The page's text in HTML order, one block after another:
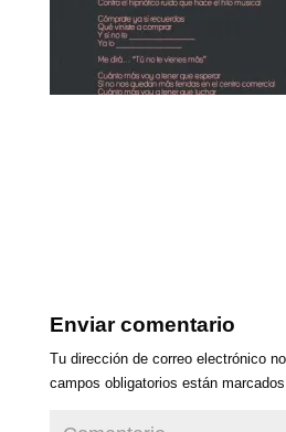
Enviar comentario
Tu dirección de correo electrónico
campos obligatorios están